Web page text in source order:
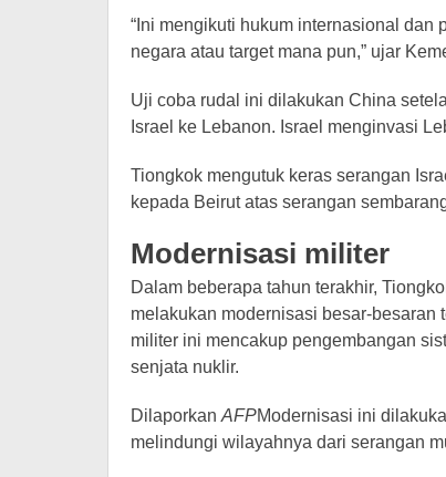
“Ini mengikuti hukum internasional dan
negara atau target mana pun,” ujar
Uji coba rudal ini dilakukan China
Israel ke Lebanon. Israel menginvasi
Tiongkok mengutuk keras serangan
kepada Beirut atas serangan
Modernisasi militer
Dalam beberapa tahun terakhir,
melakukan modernisasi besar-besaran
militer ini mencakup pengembangan
senjata nuklir.
Dilaporkan AFPModernisasi ini
melindungi wilayahnya dari serangan